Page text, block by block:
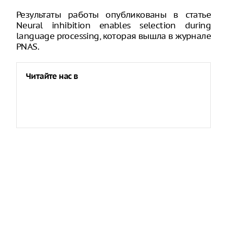
Результаты работы опубликованы в статье
Neural inhibition enables selection during
language processing, которая вышла в журнале
PNAS.
Читайте нас в